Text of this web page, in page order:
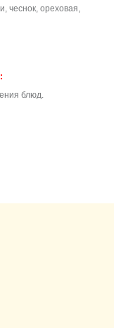
чеснок, ореховая,
блюд.